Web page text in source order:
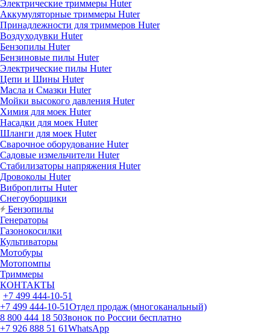
Электрические триммеры Huter
Аккумуляторные триммеры Huter
Принадлежности для триммеров Huter
Воздуходувки Huter
Бензопилы Huter
Бензиновые пилы Huter
Электрические пилы Huter
Цепи и Шины Huter
Масла и Смазки Huter
Мойки высокого давления Huter
Химия для моек Huter
Насадки для моек Huter
Шланги для моек Huter
Сварочное оборудование Huter
Садовые измельчители Huter
Стабилизаторы напряжения Huter
Дровоколы Huter
Виброплиты Huter
Снегоуборщики
Бензопилы
Генераторы
Газонокосилки
Культиваторы
Мотобуры
Мотопомпы
Триммеры
КОНТАКТЫ
+7 499 444-10-51
+7 499 444-10-51Отдел продаж (многоканальный)
8 800 444 18 50Звонок по России бесплатно
+7 926 888 51 61WhatsApp